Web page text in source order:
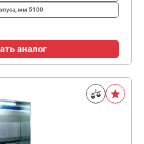
мм 5100
аналог